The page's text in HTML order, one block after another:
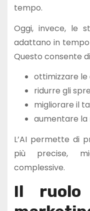
tempo.
Oggi, invece, le
adattano in tempo
Questo consente
ottimizzare
ridurre gli
migliorare il
aumentare la
L’AI permette di
più precise,
complessive.
Il